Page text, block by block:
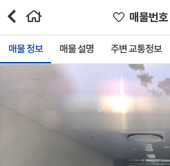
매물번호
매물 정보 매물 설명 주변 교통정보